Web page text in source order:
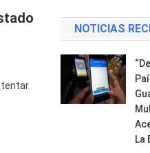
NOTICIAS
La